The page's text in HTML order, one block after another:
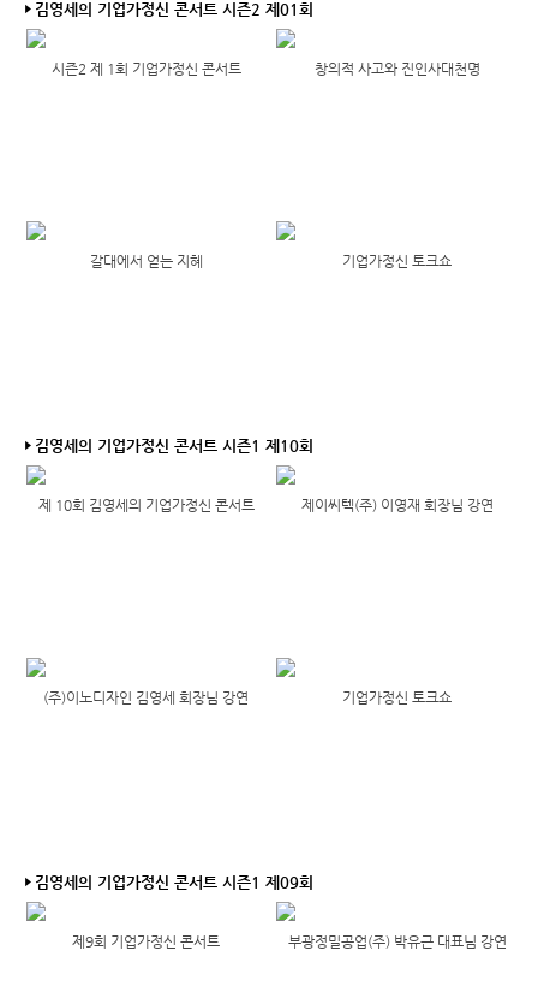
김영세의 기업가정신 콘서트 시즌2 제01회
시즌2 제 1회 기업가정신 콘서트 창의적 사고와 진인사대천명
갈대에서 얻는 지혜 기업가정신 토크쇼
김영세의 기업가정신 콘서트 시즌1 제10회
제 10회 김영세의 기업가정신 콘서트 제이씨텍(주) 이영재 회장님 강연
(주)이노디자인 김영세 회장님 강연 기업가정신 토크쇼
김영세의 기업가정신 콘서트 시즌1 제09회
제9회 기업가정신 콘서트 부광정밀공업(주) 박유근 대표님 강연